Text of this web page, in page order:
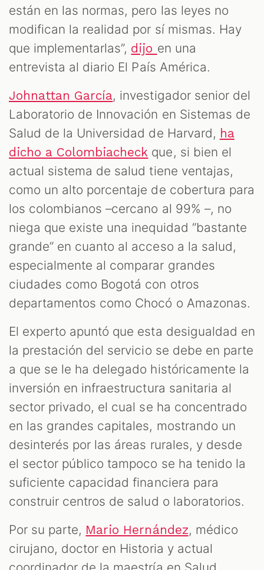
están en las normas, pero las leyes no
modifican la realidad por sí mismas. Hay
que implementarlas”, dijo en una
entrevista al diario El País América.
Johnattan García, investigador senior del
Laboratorio de Innovación en Sistemas de
Salud de la Universidad de Harvard, ha
dicho a Colombiacheck que, si bien el
actual sistema de salud tiene ventajas,
como un alto porcentaje de cobertura para
los colombianos –cercano al 99% –, no
niega que existe una inequidad “bastante
grande” en cuanto al acceso a la salud,
especialmente al comparar grandes
ciudades como Bogotá con otros
departamentos como Chocó o Amazonas.
El experto apuntó que esta desigualdad en
la prestación del servicio se debe en parte
a que se le ha delegado históricamente la
inversión en infraestructura sanitaria al
sector privado, el cual se ha concentrado
en las grandes capitales, mostrando un
desinterés por las áreas rurales, y desde
el sector público tampoco se ha tenido la
suficiente capacidad financiera para
construir centros de salud o laboratorios.
Por su parte, Mario Hernández, médico
cirujano, doctor en Historia y actual